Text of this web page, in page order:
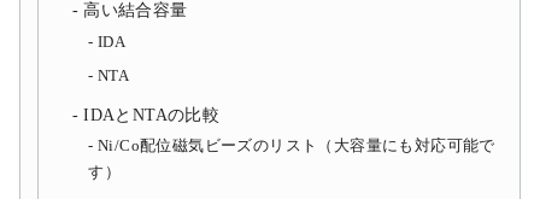
高い結合容量
IDA
NTA
IDAとNTAの比較
Ni/Co配位磁気ビーズのリスト（大容量にも対応可能で
す）